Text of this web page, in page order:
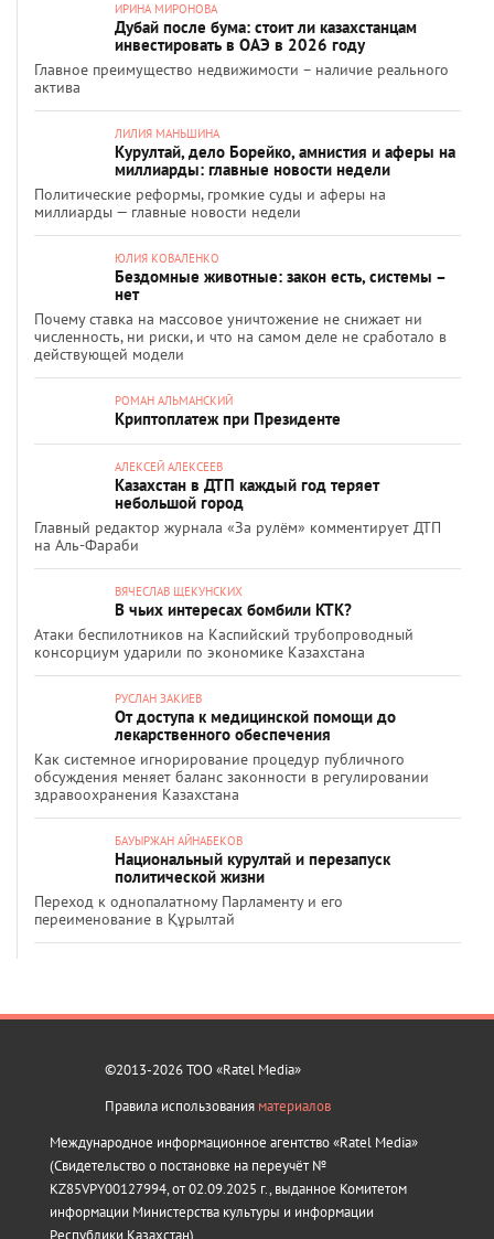
ИРИНА МИРОНОВА
Дубай после бума: стоит ли казахстанцам
инвестировать в ОАЭ в 2026 году
Главное преимущество недвижимости – наличие реального
актива
ЛИЛИЯ МАНЬШИНА
Курултай, дело Борейко, амнистия и аферы на
миллиарды: главные новости недели
Политические реформы, громкие суды и аферы на
миллиарды — главные новости недели
ЮЛИЯ КОВАЛЕНКО
Бездомные животные: закон есть, системы –
нет
Почему ставка на массовое уничтожение не снижает ни
численность, ни риски, и что на самом деле не сработало в
действующей модели
РОМАН АЛЬМАНСКИЙ
Криптоплатеж при Президенте
АЛЕКСЕЙ АЛЕКСЕЕВ
Казахстан в ДТП каждый год теряет
небольшой город
Главный редактор журнала «За рулём» комментирует ДТП
на Аль-Фараби
ВЯЧЕСЛАВ ЩЕКУНСКИХ
В чьих интересах бомбили КТК?
Атаки беспилотников на Каспийский трубопроводный
консорциум ударили по экономике Казахстана
РУСЛАН ЗАКИЕВ
От доступа к медицинской помощи до
лекарственного обеспечения
Как системное игнорирование процедур публичного
обсуждения меняет баланс законности в регулировании
здравоохранения Казахстана
БАУЫРЖАН АЙНАБЕКОВ
Национальный курултай и перезапуск
политической жизни
Переход к однопалатному Парламенту и его
переименование в Құрылтай
©2013-2026 ТОО «Ratel Media»
Правила использования материалов
Международное информационное агентство «Ratel Media»
(Свидетельство о постановке на переучёт №
KZ85VPY00127994, от 02.09.2025 г., выданное Комитетом
информации Министерства культуры и информации
Республики Казахстан).